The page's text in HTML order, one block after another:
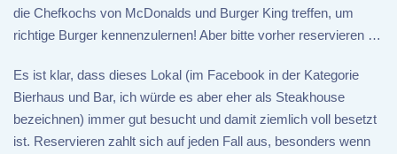
die Chefkochs von McDonalds und Burger King treffen, um
richtige Burger kennenzulernen! Aber bitte vorher reservieren …
Es ist klar, dass dieses Lokal (im Facebook in der Kategorie
Bierhaus und Bar, ich würde es aber eher als Steakhouse
bezeichnen) immer gut besucht und damit ziemlich voll besetzt
ist. Reservieren zahlt sich auf jeden Fall aus, besonders wenn